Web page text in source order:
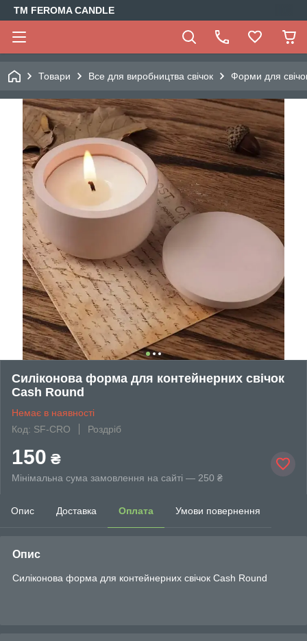
TM FEROMA CANDLE
Товари Все для виробництва свічок Форми для
Силіконова форма для контейнерних свічок
Cash Round
Немає в наявності
Код: SF-CRO
Роздріб
150 ₴
Мінімальна сума замовлення на сайті — 250 ₴
Опис Доставка Оплата Умови повернення
Опис
Силіконова форма для контейнерних свічок Cash Round